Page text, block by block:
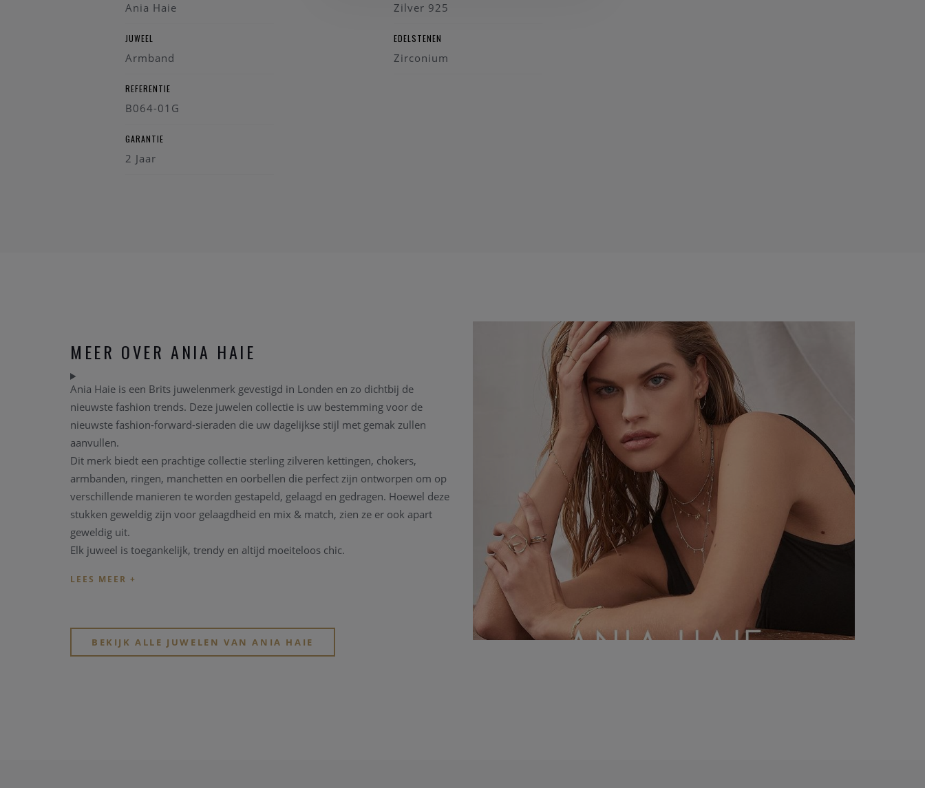
Ania Haie
JUWEEL
Armband
REFERENTIE
B064-01G
GARANTIE
2 Jaar
Zilver 925
EDELSTENEN
Zirconium
MEER OVER ANIA HAIE
Ania Haie is een Brits juwelenmerk gevestigd in Londen en zo dichtbij de
nieuwste fashion trends. Deze juwelen collectie is uw bestemming voor de
nieuwste fashion-forward-sieraden die uw dagelijkse stijl met gemak zullen
aanvullen.
Dit merk biedt een prachtige collectie sterling zilveren kettingen, chokers,
armbanden, ringen, manchetten en oorbellen die perfect zijn ontworpen om op
verschillende manieren te worden gestapeld, gelaagd en gedragen. Hoewel deze
stukken geweldig zijn voor gelaagdheid en mix & match, zien ze er ook apart
geweldig uit.
Elk juweel is toegankelijk, trendy en altijd moeiteloos chic.
BEKIJK ALLE JUWELEN VAN ANIA HAIE